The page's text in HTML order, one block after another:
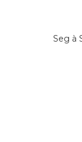
Seg à